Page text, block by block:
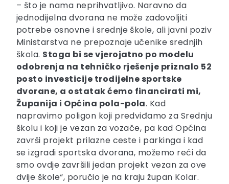
– što je nama neprihvatljivo. Naravno da
jednodijelna dvorana ne može zadovoljiti
potrebe osnovne i srednje škole, ali javni poziv
Ministarstva ne prepoznaje učenike srednjih
škola. Stoga bi se vjerojatno po modelu
odobrenja na tehničko rješenje priznalo 52
posto investicije trodijelne sportske
dvorane, a ostatak ćemo financirati mi,
Županija i Općina pola-pola. Kad
napravimo poligon koji predviđamo za Srednju
školu i koji je vezan za vozače, pa kad Općina
završi projekt prilazne ceste i parkinga i kad
se izgradi sportska dvorana, možemo reći da
smo ovdje završili jedan projekt vezan za ove
dvije škole“, poručio je na kraju župan Kolar.